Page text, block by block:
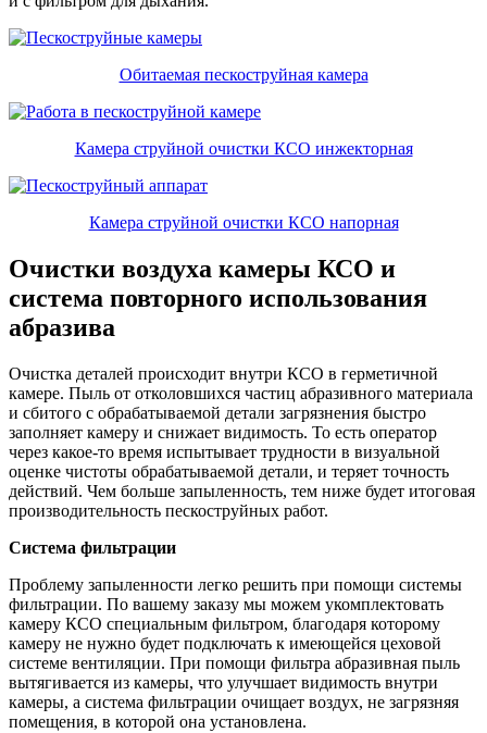
Обитаемая пескоструйная камера
Камера струйной очистки КСО инжекторная
Камера струйной очистки КСО напорная
Очистки воздуха камеры КСО и
система повторного использования
абразива
Очистка деталей происходит внутри КСО в герметичной
камере. Пыль от отколовшихся частиц абразивного материала
и сбитого с обрабатываемой детали загрязнения быстро
заполняет камеру и снижает видимость. То есть оператор
через какое-то время испытывает трудности в визуальной
оценке чистоты обрабатываемой детали, и теряет точность
действий. Чем больше запыленность, тем ниже будет итоговая
производительность пескоструйных работ.
Система фильтрации
Проблему запыленности легко решить при помощи системы
фильтрации. По вашему заказу мы можем укомплектовать
камеру КСО специальным фильтром, благодаря которому
камеру не нужно будет подключать к имеющейся цеховой
системе вентиляции. При помощи фильтра абразивная пыль
вытягивается из камеры, что улучшает видимость внутри
камеры, а система фильтрации очищает воздух, не загрязняя
помещения, в которой она установлена.